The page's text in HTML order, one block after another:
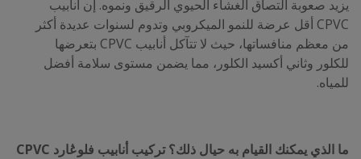
يزيد صعوبة التصاق الغشاء الحيوي الرقيق ونموه. إن أنابيب
CPVC أقل عرضة للنمو الميكروبي وتدوم لسنوات عديدة أكثر
من معظم منافساتها، حيث لا تتآكل أنابيب CPVC بتعرضها
للكلور وثاني أكسيد الكلور، مما يضمن مستوى سلامة أفضل
للمياه.
ما الذي يمكنك القيام به حيال ذلك؟ تركيب أنابيب فلوڠارد CPVC